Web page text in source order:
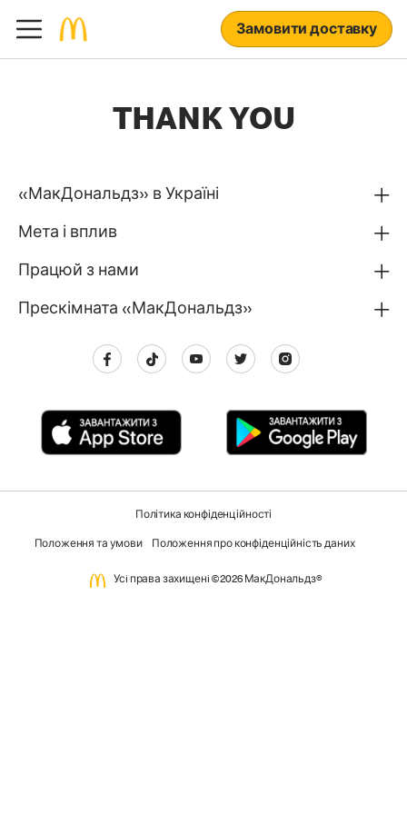
Замовити доставку
THANK YOU
«МакДональдз» в Україні
Мета і вплив
Працюй з нами
Прескімната «МакДональдз»
Політика конфіденційності
Положення та умови Положення про конфіденційність даних
Усi права захищенi ©2026 МакДональдз®